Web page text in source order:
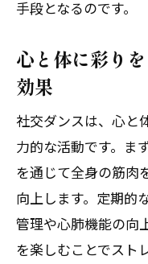
手段となるのです。
心と体に彩り
効果
社交ダンスは、心と
力的な活動です。ま
を通じて全身の筋肉
向上します。定期的
管理や心肺機能の向
を楽しむことでスト